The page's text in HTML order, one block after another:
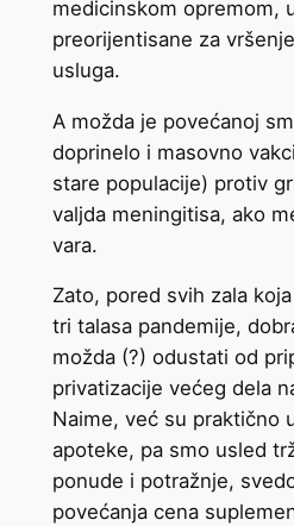
medicinskom opremom,
preorijentisane za
usluga.
A možda je povećanoj
doprinelo i masovno
stare populacije) protiv
valjda meningitisa, ako
vara.
Zato, pored svih zala
tri talasa pandemije,
možda (?) odustati od
privatizacije većeg dela
Naime, već su praktično
apoteke, pa smo usled
ponude i potražnje,
povećanja cena